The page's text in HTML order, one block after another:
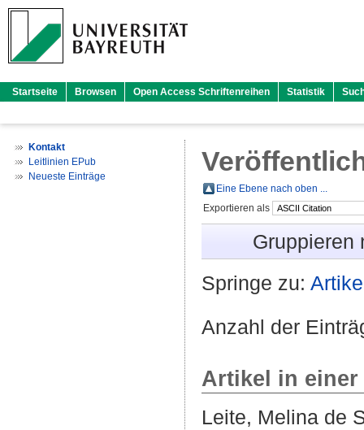
Startseite Browsen Open Access Schriftenreihen Statistik
Kontakt
Leitlinien EPub
Neueste Einträge
Eine Ebene nach oben ...
Exportieren als
Gruppieren
Springe zu:
Anzahl der
Artikel in
Leite, Melina de